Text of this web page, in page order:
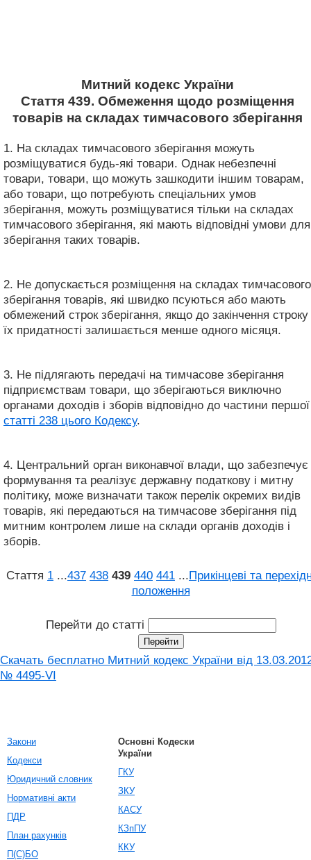
Митний кодекс України
Стаття 439. Обмеження щодо розміщення
товарів на складах тимчасового зберігання
1. На складах тимчасового зберігання можуть
розміщуватися будь-які товари. Однак небезпечні
товари, товари, що можуть зашкодити іншим товарам,
або товари, що потребують спеціальних умов
зберігання, можуть розміщуватися тільки на складах
тимчасового зберігання, які мають відповідні умови для
зберігання таких товарів.
2. Не допускається розміщення на складах тимчасового
зберігання товарів, які швидко псуються або мають
обмежений строк зберігання, якщо до закінчення строку
їх придатності залишається менше одного місяця.
3. Не підлягають передачі на тимчасове зберігання
підприємствам товари, що зберігаються виключно
органами доходів і зборів відповідно до частини першої
статті 238 цього Кодексу.
4. Центральний орган виконавчої влади, що забезпечує
формування та реалізує державну податкову і митну
політику, може визначати також перелік окремих видів
товарів, які передаються на тимчасове зберігання під
митним контролем лише на склади органів доходів і
зборів.
Стаття 1 ...437 438 439 440 441 ...Прикінцеві та
положення
Перейти до статті
Скачать бесплатно Митний кодекс України від
№ 4495-VI
Закони
Кодекси
Юридичний словник
Нормативні акти
ПДР
План рахунків
П(С)БО
Основні Кодески
України
ГКУ
ЗКУ
КАСУ
КЗпПУ
ККУ